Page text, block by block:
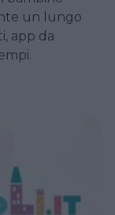
un lungo
app da